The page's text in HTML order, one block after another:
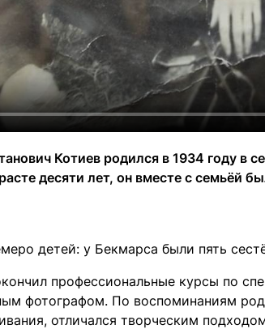
Котиев родился в 1934 году в
десяти лет, он вместе с семьёй
детей: у Бекмарса были пять
профессиональные курсы по
фотографом. По воспоминаниям
отличался творческим